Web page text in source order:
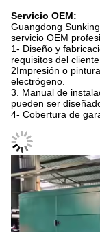
Servicio OEM:
Guangdong
servicio OEM
1- Diseño y
requisitos del cliente.
2Impresión o
electrógeno.
3. Manual de
pueden ser
4- Cobertura de